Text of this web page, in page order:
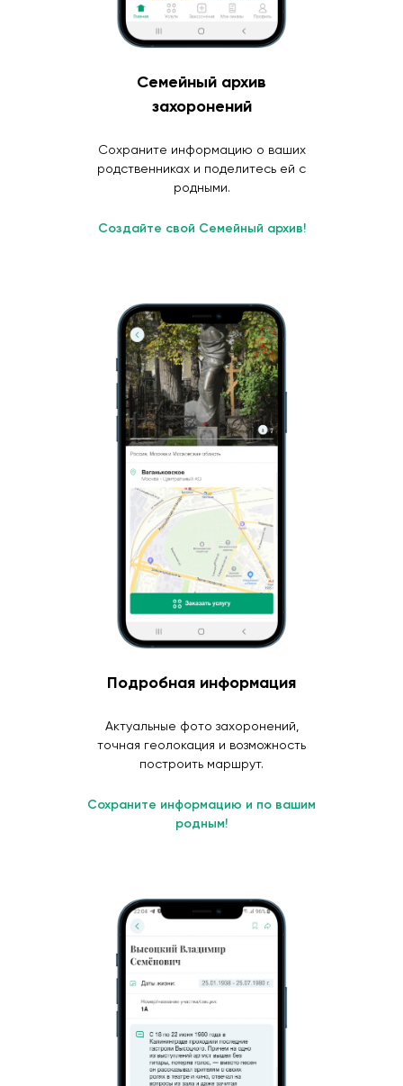
Семейный архив
захоронений
Сохраните информацию о ваших
родственниках и поделитесь ей с
родными.
Создайте свой Семейный архив!
Подробная информация
Актуальные фото захоронений,
точная геолокация и возможность
построить маршрут.
Сохраните информацию и по вашим
родным!